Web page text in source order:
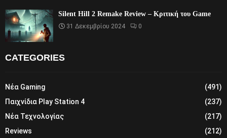
Silent Hill 2 Remake Review – Κριτική του Game
31 Δεκεμβρίου 2024 0
CATEGORIES
Νέα Gaming
(491)
Παιχνίδια Play Station 4
(237)
Νέα Τεχνολογίας
(217)
Reviews
(212)